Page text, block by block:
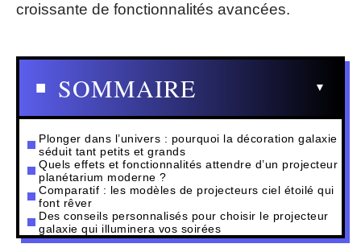
croissante de fonctionnalités avancées.
SOMMAIRE
Plonger dans l’univers : pourquoi la décoration galaxie
séduit tant petits et grands
Quels effets et fonctionnalités attendre d’un projecteur
planétarium moderne ?
Comparatif : les modèles de projecteurs ciel étoilé qui
font rêver
Des conseils personnalisés pour choisir le projecteur
galaxie qui illuminera vos soirées